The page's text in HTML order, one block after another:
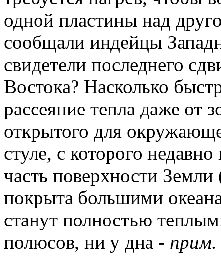
одной пластины над
сообщали индейцы
свидетели последнего
Востока? Насколько
рассеяние тепла даже от
открытого для
стуле, с которого
часть поверхности
покрыта большими
станут полностью
полюсов, ни у дна - прим.